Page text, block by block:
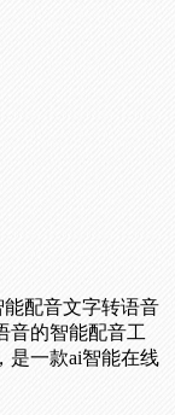
配音文字转语音
音的智能配音工
是一款ai智能在线